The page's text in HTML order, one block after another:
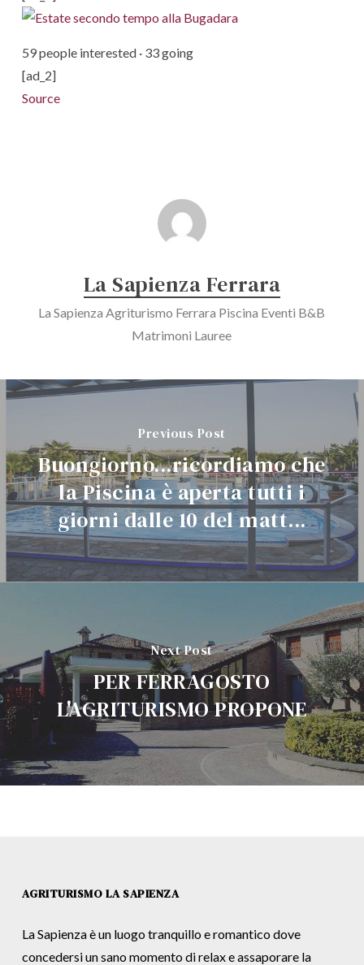
59 people interested · 33 going
[ad_2]
Source
La Sapienza Ferrara
La Sapienza Agriturismo Ferrara Piscina Eventi B&B
Matrimoni Lauree
Previous Post
Buongiorno...ricordiamo che
la Piscina è aperta tutti i
giorni dalle 10 del matt...
Next Post
PER FERRAGOSTO
L'AGRITURISMO PROPONE
AGRITURISMO LA SAPIENZA
La Sapienza è un luogo tranquillo e romantico dove
concedersi un sano momento di relax e assaporare la